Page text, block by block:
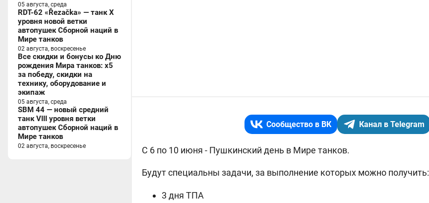
05 августа, среда
RDT-62 «Řezačka» — танк X
уровня новой ветки
автопушек Сборной наций в
Мире танков
02 августа, воскресенье
Все скидки и бонусы ко Дню
рождения Мира танков: x5
за победу, скидки на
технику, оборудование и
экипаж
05 августа, среда
SBM 44 — новый средний
танк VIII уровня ветки
автопушек Сборной наций в
Мире танков
02 августа, воскресенье
Сообщество в ВК Канал в Telegram
С 6 по 10 июня - Пушкинский день в Мире танков.
Будут специальны задачи, за выполнение которых можно получить:
3 дня ТПА